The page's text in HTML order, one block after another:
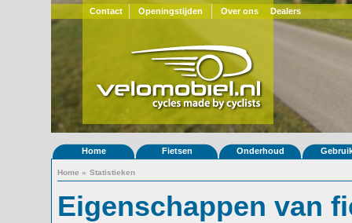
Contact Openingstijden Over ons Dealers
Home Fietsen Onderhoud
Home » Statistieken
Eigenschappen van